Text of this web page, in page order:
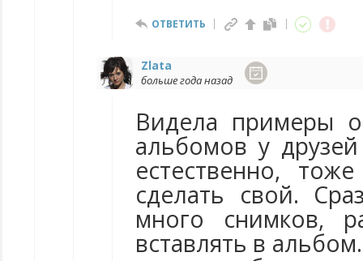
ОТВЕТИТЬ
Zlata
больше года назад
Видела примеры
альбомов у
естественно,
сделать свой.
много снимков,
вставлять в